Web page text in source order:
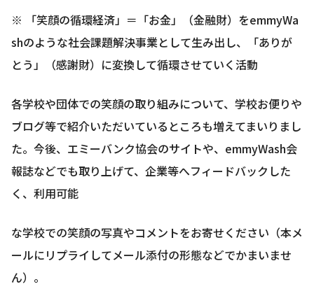
※ 「笑顔の循環経済」＝「お金」（金融財）をemmyWa
shのような社会課題解決事業として生み出し、「ありが
とう」（感謝財）に変換して循環させていく活動
各学校や団体での笑顔の取り組みについて、学校お便りや
ブログ等で紹介いただいているところも増えてまいりまし
た。今後、エミーバンク協会のサイトや、emmyWash会
報誌などでも取り上げて、企業等へフィードバックした
く、利用可能
な学校での笑顔の写真やコメントをお寄せください（本メ
ールにリプライしてメール添付の形態などでかまいませ
ん）。